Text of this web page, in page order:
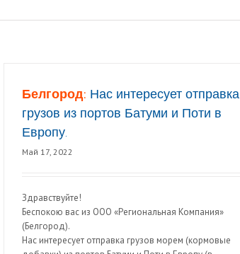
Белгород: Нас интересует отправка
грузов из портов Батуми и Поти в
Европу.
Май 17, 2022
Здравствуйте!
Беспокою вас из ООО «Региональная Компания»
(Белгород).
Нас интересует отправка грузов морем (кормовые